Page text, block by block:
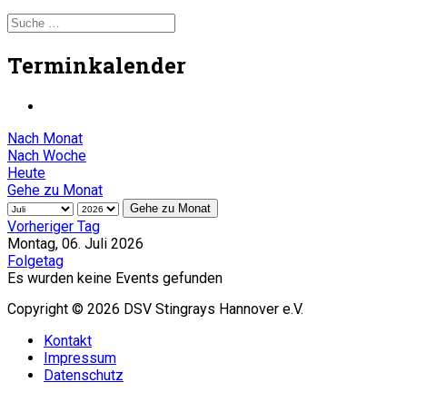
Terminkalender
Nach Monat
Nach Woche
Heute
Gehe zu Monat
Gehe zu Monat
Vorheriger Tag
Montag, 06. Juli 2026
Folgetag
Es wurden keine Events gefunden
Copyright © 2026 DSV Stingrays Hannover e.V.
Kontakt
Impressum
Datenschutz